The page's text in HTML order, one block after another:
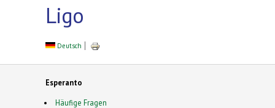
Ligo
Deutsch
Esperanto
Häufige Fragen